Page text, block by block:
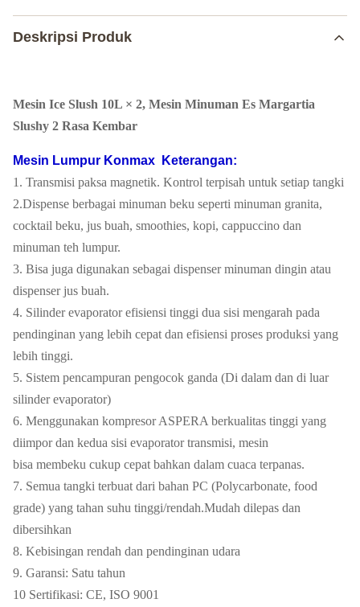
Deskripsi Produk
Mesin Ice Slush 10L × 2, Mesin Minuman Es Margartia
Slushy 2 Rasa Kembar
Mesin Lumpur Konmax
Keterangan:
1. Transmisi paksa magnetik. Kontrol terpisah untuk setiap tangki
2.Dispense berbagai minuman beku seperti minuman granita,
cocktail beku, jus buah, smoothies, kopi, cappuccino dan
minuman teh lumpur.
3. Bisa juga digunakan sebagai dispenser minuman dingin atau
dispenser jus buah.
4. Silinder evaporator efisiensi tinggi dua sisi mengarah pada
pendinginan yang lebih cepat dan efisiensi proses produksi yang
lebih tinggi.
5. Sistem pencampuran pengocok ganda (Di dalam dan di luar
silinder evaporator)
6. Menggunakan kompresor ASPERA berkualitas tinggi yang
diimpor dan kedua sisi evaporator transmisi, mesin
bisa membeku cukup cepat bahkan dalam cuaca terpanas.
7. Semua tangki terbuat dari bahan PC (Polycarbonate, food
grade) yang tahan suhu tinggi/rendah.Mudah dilepas dan
dibersihkan
8. Kebisingan rendah dan pendinginan udara
9. Garansi: Satu tahun
10 Sertifikasi: CE, ISO 9001